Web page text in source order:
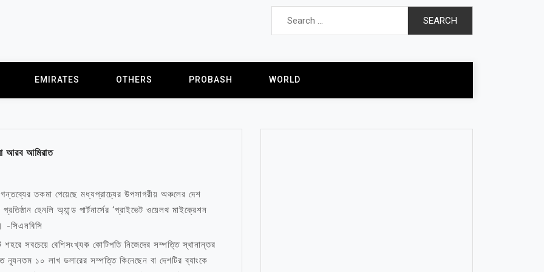
Search
EMIRATES OTHERS PROBASH WORLD
আরব আমিরাত
তকমা পেয়েছে মধ্যপ্রাচ্যের উপসাগরীয় অঞ্চলের দেশ
হেনলি অ্যান্ড পার্টনার্সের ‘প্রাইভেট ওয়েলথ মাইক্রেশন
-সিএনবিসি
সবচেয়ে বেশিসংখ্যক কোটিপতি নিজেদের সম্পত্তি স্থানান্তর
১০ লাখ ডলারের সম্পত্তি কিনেছেন বা দেশটির ব্যাংকে